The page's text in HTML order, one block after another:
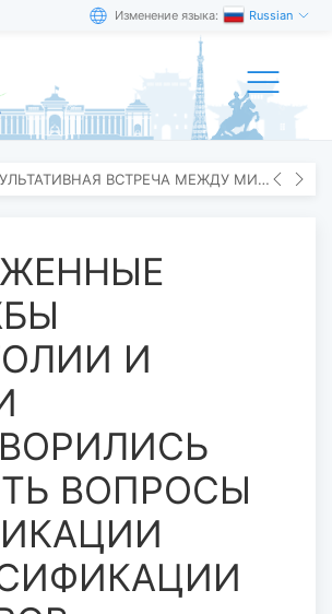
Изменение языка: Russian
ПРОШЛА КОНСУЛЬТАТИВНАЯ ВСТРЕЧА МЕЖДУ МИД МОНГОЛИИ И ЯПОНИИ
И
ВОПРОСЫ